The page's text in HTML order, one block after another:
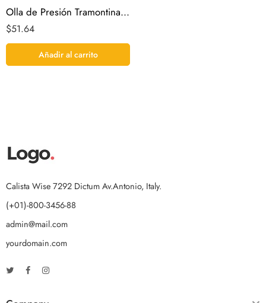
Olla de Presión Tramontina 4.5 Litros
$51.64
Añadir al carrito
Calista Wise 7292 Dictum Av.Antonio, Italy.
(+01)-800-3456-88
admin@mail.com
yourdomain.com